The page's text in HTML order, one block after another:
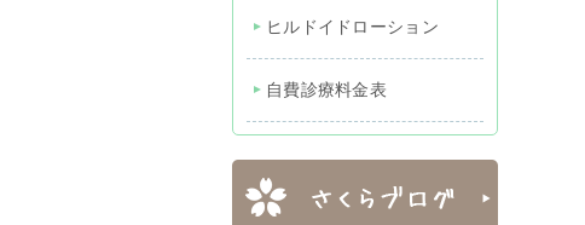
ヒルドイドローション
自費診療料金表